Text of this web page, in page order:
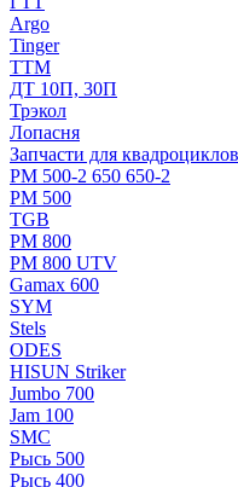
Argo
Tinger
ТТМ
ДТ 10П, 30П
Трэкол
Лопасня
Запчасти для квадроциклов
РМ 500-2 650 650-2
РМ 500
TGB
РМ 800
РМ 800 UTV
Gamax 600
SYM
Stels
ОDЕS
HISUN Striker
Jumbo 700
Jam 100
SMC
Рысь 500
Рысь 400